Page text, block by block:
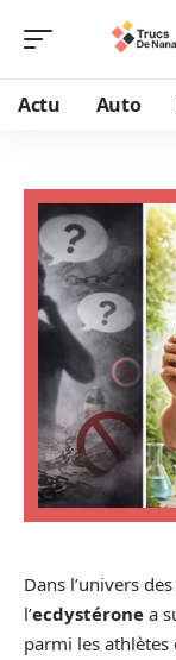
Actu Auto
Dans l’univers
l’ecdystérone a
parmi les athlètes